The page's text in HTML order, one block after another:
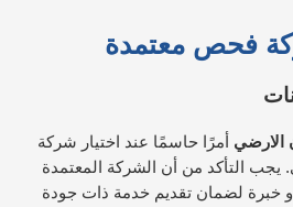
فحص معتمدة
الارضي أمرًا حاسمًا عند اختيار شركة
التأكد من أن الشركة المعتمدة
خبرة لضمان تقديم خدمة ذات جودة